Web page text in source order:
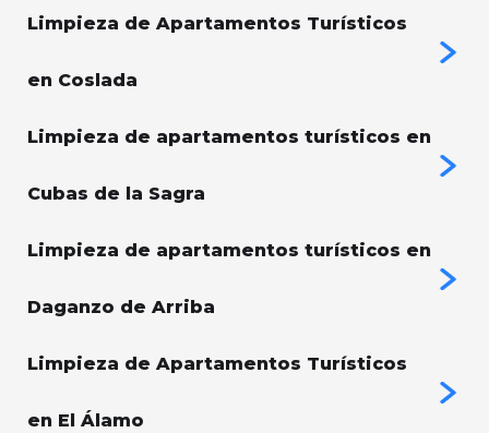
Limpieza de Apartamentos Turísticos
en Coslada
Limpieza de apartamentos turísticos en
Cubas de la Sagra
Limpieza de apartamentos turísticos en
Daganzo de Arriba
Limpieza de Apartamentos Turísticos
en El Álamo